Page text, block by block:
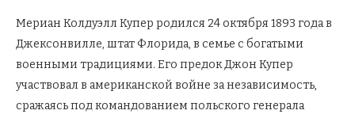
Мериан Колдуэлл Купер родился 24 октября 1893 года в
Джексонвилле, штат Флорида, в семье с богатыми
военными традициями. Его предок Джон Купер
участвовал в американской войне за независимость,
сражаясь под командованием польского генерала